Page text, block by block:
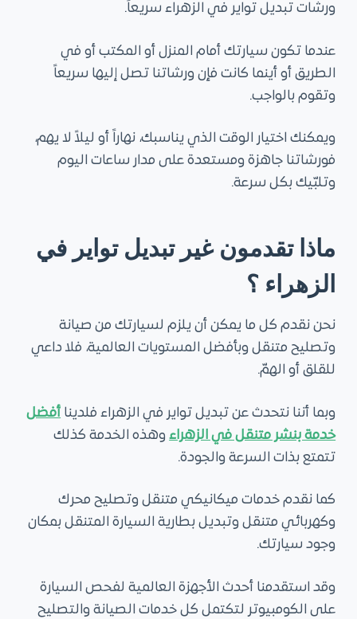
ورشات تبديل تواير في الزهراء سريعاً.
عندما تكون سيارتك أمام المنزل أو المكتب أو في
الطريق أو أينما كانت فإن ورشاتنا تصل إليها سريعاً
وتقوم بالواجب.
ويمكنك اختيار الوقت الذي يناسبك، نهاراً أو ليلاً لا يهم،
فورشاتنا جاهزة ومستعدة على مدار ساعات اليوم
وتلبّيك بكل سرعة.
ماذا تقدمون غير تبديل تواير في
الزهراء ؟
نحن نقدم كل ما يمكن أن يلزم لسيارتك من صيانة
وتصليح متنقل وبأفضل المستويات العالمية، فلا داعي
للقلق أو الهمّ.
وبما أننا نتحدث عن تبديل تواير في الزهراء فلدينا أفضل
خدمة بنشر متنقل في الزهراءوهذه الخدمة كذلك
تتمتع بذات السرعة والجودة.
كما نقدم خدمات ميكانيكي متنقل وتصليح محرك
وكهربائي متنقل وتبديل بطارية السيارة المتنقل بمكان
وجود سيارتك.
وقد استقدمنا أحدث الأجهزة العالمية لفحص السيارة
على الكومبيوتر لتكتمل كل خدمات الصيانة والتصليح